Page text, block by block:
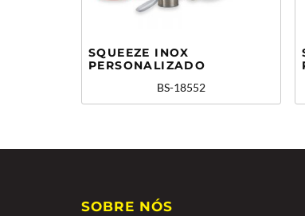
SQUEEZE INOX
PERSONALIZADO
BS-18552
SOBRE NÓS